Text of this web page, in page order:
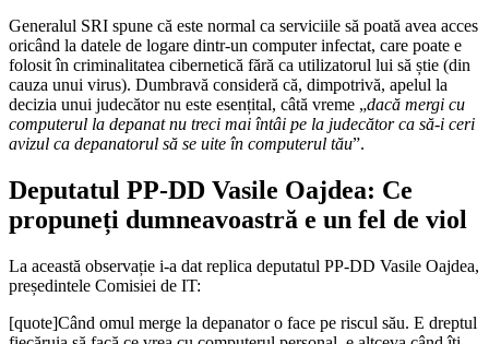
Generalul SRI spune că este normal ca serviciile să poată avea acces
oricând la datele de logare dintr-un computer infectat, care poate e
folosit în criminalitatea cibernetică fără ca utilizatorul lui să știe (din
cauza unui virus). Dumbravă consideră că, dimpotrivă, apelul la
decizia unui judecător nu este esențital, câtă vreme „dacă mergi cu
computerul la depanat nu treci mai întâi pe la judecător ca să-i ceri
avizul ca depanatorul să se uite în computerul tău”.
Deputatul PP-DD Vasile Oajdea: Ce
propuneți dumneavoastră e un fel de viol
La această observație i-a dat replica deputatul PP-DD Vasile Oajdea,
președintele Comisiei de IT:
[quote]Când omul merge la depanator o face pe riscul său. E dreptul